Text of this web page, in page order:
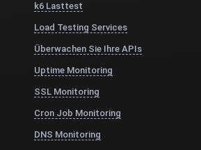
k6 Lasttest
Load Testing Services
Überwachen Sie Ihre APIs
Uptime Monitoring
SSL Monitoring
Cron Job Monitoring
DNS Monitoring